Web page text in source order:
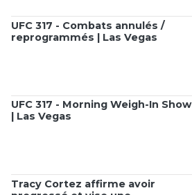
UFC 317 - Combats annulés /
reprogrammés | Las Vegas
UFC 317 - Morning Weigh-In Show
| Las Vegas
Tracy Cortez affirme avoir